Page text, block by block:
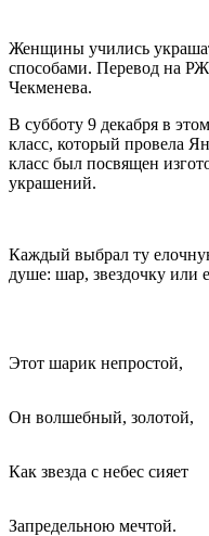
Женщины учились
способами. Перевод на
Чекменева.
В субботу 9 декабря в
класс, который провела
класс был посвящен
украшений.
Каждый выбрал ту
душе: шар, звездочку или
Этот шарик непростой,
Он волшебный, золотой,
Как звезда с небес сияет
Запредельною мечтой.